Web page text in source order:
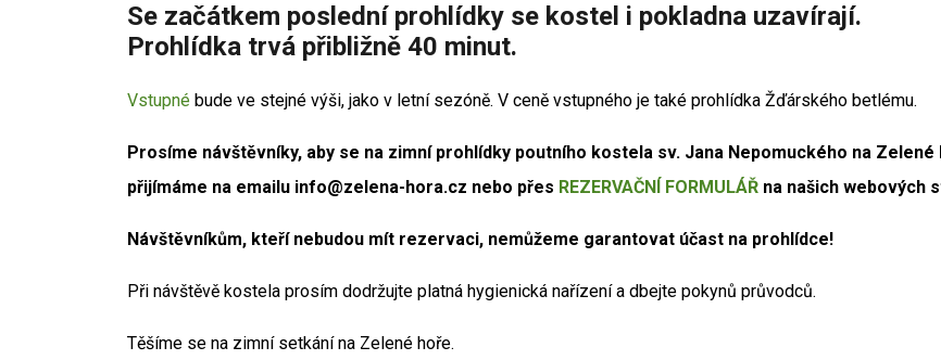
Se začátkem poslední prohlídky se kostel i pokladna uzavírají.
Prohlídka trvá přibližně 40 minut.
Vstupné bude ve stejné výši, jako v letní sezóně. V ceně vstupného je také prohlídka Žďárského betlému.
Prosíme návštěvníky, aby se na zimní prohlídky poutního kostela sv. Jana Nepomuckého na Zelené
přijímáme na emailu info@zelena-hora.cz nebo přes REZERVAČNÍ FORMULÁŘ na našich webových
Návštěvníkům, kteří nebudou mít rezervaci, nemůžeme garantovat účast na prohlídce!
Při návštěvě kostela prosím dodržujte platná hygienická nařízení a dbejte pokynů průvodců.
Těšíme se na zimní setkání na Zelené hoře.